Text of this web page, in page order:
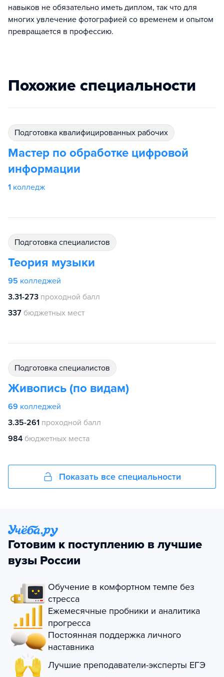
навыков не обязательно иметь диплом, так что для
многих увлечение фотографией со временем и опытом
превращается в профессию.
Похожие специальности
подготовка квалифицированных рабочих
Мастер по обработке цифровой
информации
1 колледж
подготовка специалистов
Теория музыки
95 колледжей
3.31-273 проходной балл
337 бюджетных мест
подготовка специалистов
Живопись (по видам)
69 колледжей
3.35-261 проходной балл
984 бюджетных места
Показать все специальности
Готовим к поступлению в лучшие
вузы России
Обучение в комфортном темпе без
стресса
Ежемесячные пробники и аналитика
прогресса
Постоянная поддержка личного
наставника
Лучшие преподаватели-эксперты ЕГЭ